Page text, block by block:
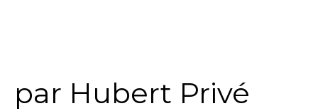
par Hubert Privé